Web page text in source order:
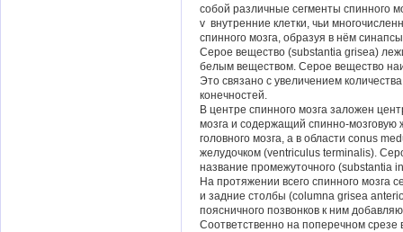
собой различные сегменты спинного
v внутренние клетки, чьи
спинного мозга, образуя в нём
Серое вещество (substantia grisea)
белым веществом. Серое вещество
Это связано с увеличением
конечностей.
В центре спинного мозга заложен
мозга и содержащий спинно-мозговую
головного мозга, а в области conus
желудочком (ventriculus terminalis).
название промежуточного (substantia
На протяжении всего спинного мозга
и задние столбы (columna grisea
поясничного позвонков к ним
Соответственно на поперечном срезе